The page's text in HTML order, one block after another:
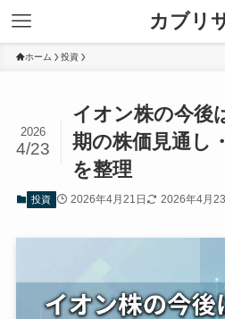
カブリ
ホーム 投資
イオン株の今後
期の株価見通し
を整理
2026
4/23
投資 2026年4月21日 2026年4月